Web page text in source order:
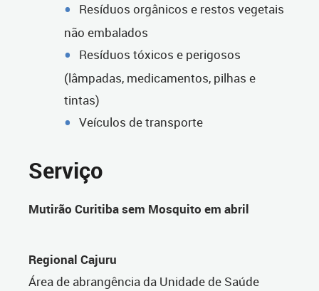
Resíduos orgânicos e restos vegetais
não embalados
Resíduos tóxicos e perigosos
(lâmpadas, medicamentos, pilhas e
tintas)
Veículos de transporte
Serviço
Mutirão Curitiba sem Mosquito em abril
Regional Cajuru
Área de abrangência da Unidade de Saúde